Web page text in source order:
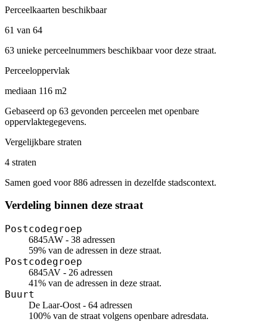
Perceelkaarten beschikbaar
61 van 64
63 unieke perceelnummers beschikbaar voor deze straat.
Perceeloppervlak
mediaan 116 m2
Gebaseerd op 63 gevonden perceelen met openbare
oppervlaktegegevens.
Vergelijkbare straten
4 straten
Samen goed voor 886 adressen in dezelfde stadscontext.
Verdeling binnen deze straat
Postcodegroep
6845AW - 38 adressen
59% van de adressen in deze straat.
Postcodegroep
6845AV - 26 adressen
41% van de adressen in deze straat.
Buurt
De Laar-Oost - 64 adressen
100% van de straat volgens openbare adresdata.